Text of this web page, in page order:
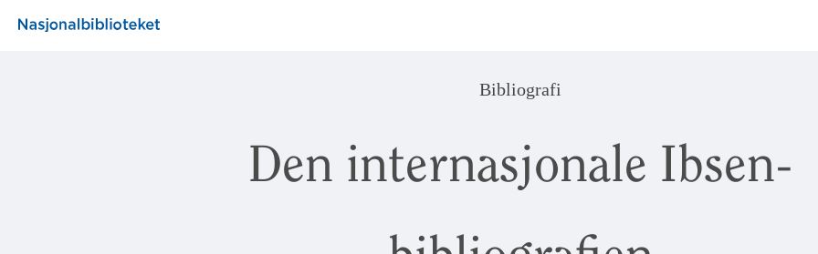
Bibliografi
Den internasjonale Ibsen-